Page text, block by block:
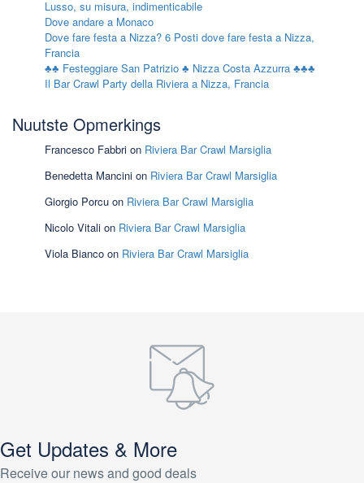
Lusso, su misura, indimenticabile
Dove andare a Monaco
Dove fare festa a Nizza? 6 Posti dove fare festa a Nizza,
Francia
♣♣ Festeggiare San Patrizio ♣ Nizza Costa Azzurra ♣♣♣
Il Bar Crawl Party della Riviera a Nizza, Francia
Nuutste Opmerkings
Francesco Fabbri on Riviera Bar Crawl Marsiglia
Benedetta Mancini on Riviera Bar Crawl Marsiglia
Giorgio Porcu on Riviera Bar Crawl Marsiglia
Nicolo Vitali on Riviera Bar Crawl Marsiglia
Viola Bianco on Riviera Bar Crawl Marsiglia
Get Updates & More
Receive our news and good deals